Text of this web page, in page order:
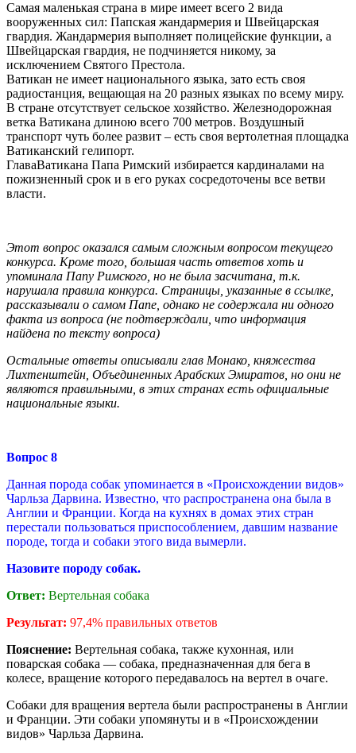
Самая маленькая страна в мире имеет всего 2 вида
вооруженных сил: Папская жандармерия и Швейцарская
гвардия. Жандармерия выполняет полицейские функции, а
Швейцарская гвардия, не подчиняется никому, за
исключением Святого Престола.
Ватикан не имеет национального языка, зато есть своя
радиостанция, вещающая на 20 разных языках по всему миру.
В стране отсутствует сельское хозяйство. Железнодорожная
ветка Ватикана длиною всего 700 метров. Воздушный
транспорт чуть более развит – есть своя вертолетная площадка
Ватиканский гелипорт.
ГлаваВатикана Папа Римский избирается кардиналами на
пожизненный срок и в его руках сосредоточены все ветви
власти.
Этот вопрос оказался самым сложным вопросом текущего
конкурса. Кроме того, большая часть ответов хоть и
упоминала Папу Римского, но не была засчитана, т.к.
нарушала правила конкурса. Страницы, указанные в ссылке,
рассказывали о самом Папе, однако не содержала ни одного
факта из вопроса (не подтверждали, что информация
найдена по тексту вопроса)
Остальные ответы описывали глав Монако, княжества
Лихтенштейн, Объединенных Арабских Эмиратов, но они не
являются правильными, в этих странах есть официальные
национальные языки.
Вопрос 8
Данная порода собак упоминается в «Происхождении видов»
Чарльза Дарвина. Известно, что распространена она была в
Англии и Франции. Когда на кухнях в домах этих стран
перестали пользоваться приспособлением, давшим название
породе, тогда и собаки этого вида вымерли.
Назовите породу собак.
Ответ: Вертельная собака
Результат: 97,4% правильных ответов
Пояснение: Вертельная собака, также кухонная, или
поварская собака — собака, предназначенная для бега в
колесе, вращение которого передавалось на вертел в очаге.
Собаки для вращения вертела были распространены в Англии
и Франции. Эти собаки упомянуты и в «Происхождении
видов» Чарльза Дарвина.